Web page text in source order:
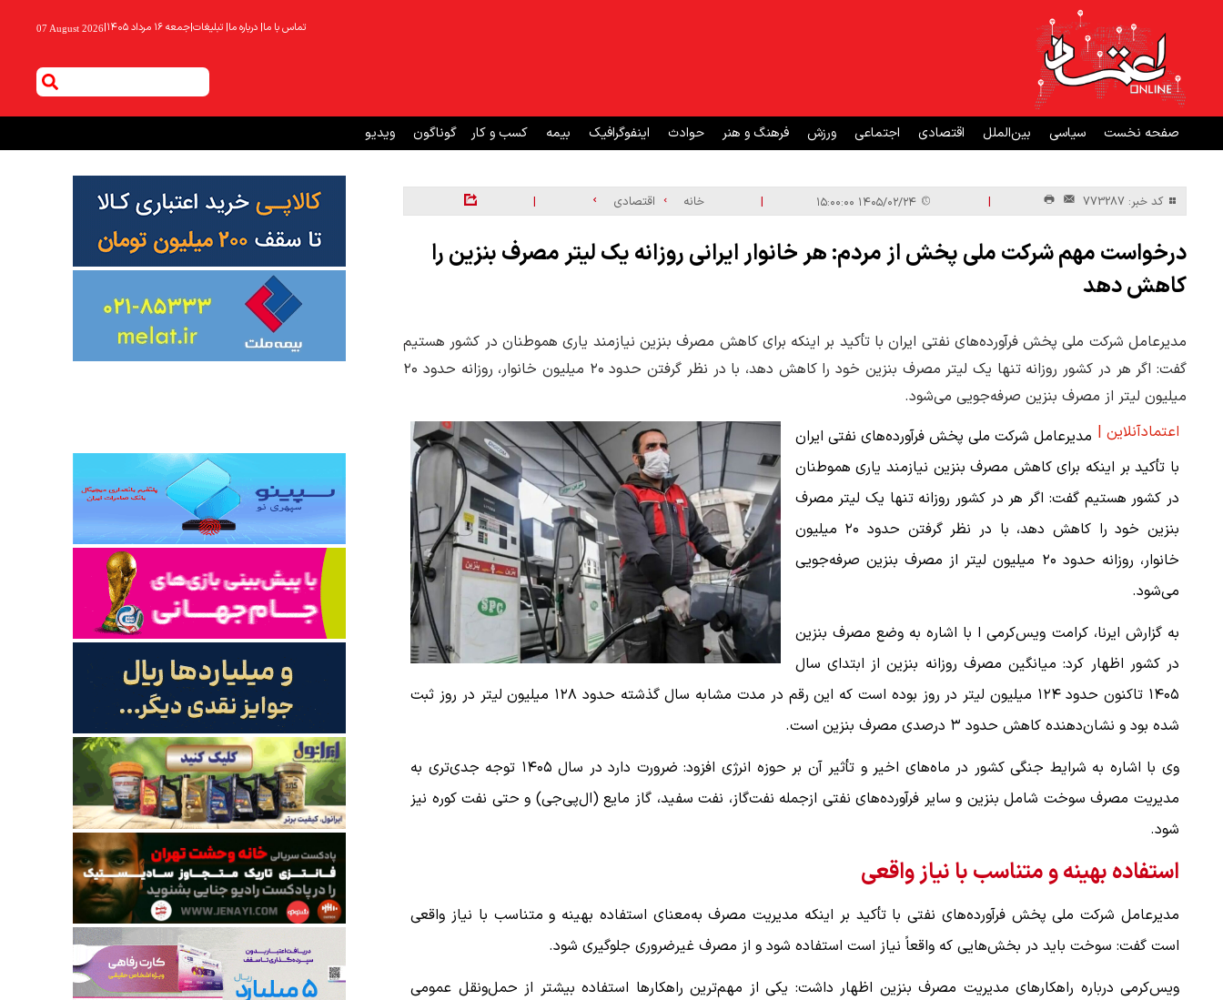
تماس با ما| درباره ما| تبلیغات|جمعه ۱۶ مرداد ۱۴۰۵ |
07 August 2026
صفحه نخست سیاسی بین‌الملل اقتصادی اجتماعی ورزش فرهنگ و هنر حوادث اینفوگرافیک بیمه کسب و کار گوناگون ویدیو
کد خبر: 773287 | ۱۴۰۵/۰۲/۲۴ ۱۵:۰۰:۰۰ | خانه اقتصادی |
درخواست مهم شرکت ملی پخش از مردم: هر خانوار ایرانی روزانه یک لیتر مصرف بنزین را
کاهش دهد
مدیرعامل شرکت ملی پخش فرآورده‌های نفتی ایران با تأکید بر اینکه برای کاهش مصرف بنزین نیازمند یاری هموطنان در کشور هستیم
گفت: اگر هر در کشور روزانه تنها یک لیتر مصرف بنزین خود را کاهش دهد، با در نظر گرفتن حدود ۲۰ میلیون خانوار، روزانه حدود ۲۰
میلیون لیتر از مصرف بنزین صرفه‌جویی می‌شود.
اعتمادآنلاین | مدیرعامل شرکت ملی پخش فرآورده‌های نفتی ایران
با تأکید بر اینکه برای کاهش مصرف بنزین نیازمند یاری هموطنان
در کشور هستیم گفت: اگر هر در کشور روزانه تنها یک لیتر مصرف
بنزین خود را کاهش دهد، با در نظر گرفتن حدود ۲۰ میلیون
خانوار، روزانه حدود ۲۰ میلیون لیتر از مصرف بنزین صرفه‌جویی
می‌شود.
به گزارش ایرنا، کرامت ویس‌کرمی ا با اشاره به وضع مصرف بنزین
در کشور اظهار کرد: میانگین مصرف روزانه بنزین از ابتدای سال
۱۴۰۵ تاکنون حدود ۱۲۴ میلیون لیتر در روز بوده است که این رقم در مدت مشابه سال گذشته حدود ۱۲۸ میلیون لیتر در روز ثبت
شده بود و نشان‌دهنده کاهش حدود ۳ درصدی مصرف بنزین است.
وی با اشاره به شرایط جنگی کشور در ماه‌های اخیر و تأثیر آن بر حوزه انرژی افزود: ضرورت دارد در سال ۱۴۰۵ توجه جدی‌تری به
مدیریت مصرف سوخت شامل بنزین و سایر فرآورده‌های نفتی ازجمله نفت‌گاز، نفت سفید، گاز مایع (ال‌پی‌جی) و حتی نفت کوره نیز
شود.
استفاده بهینه و متناسب با نیاز واقعی
مدیرعامل شرکت ملی پخش فرآورده‌های نفتی با تأکید بر اینکه مدیریت مصرف به‌معنای استفاده بهینه و متناسب با نیاز واقعی
است گفت: سوخت باید در بخش‌هایی که واقعاً نیاز است استفاده شود و از مصرف غیرضروری جلوگیری شود.
ویس‌کرمی درباره راهکارهای مدیریت مصرف بنزین اظهار داشت: یکی از مهم‌ترین راهکارها استفاده بیشتر از حمل‌ونقل عمومی